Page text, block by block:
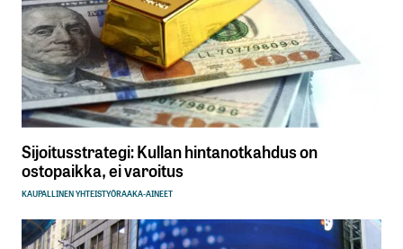
Sijoitusstrategi: Kullan hintanotkahdus on
ostopaikka, ei varoitus
KAUPALLINEN YHTEISTYÖRAAKA-AINEET